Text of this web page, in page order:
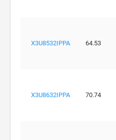
X3U8532IPPA 64.53
X3U8632IPPA 70.74